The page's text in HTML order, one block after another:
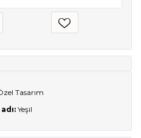
Tasarım
Yeşil